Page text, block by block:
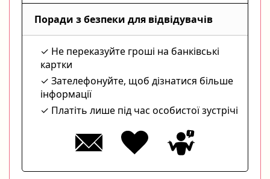
Поради з безпеки для відвідувачів
Не переказуйте гроші на банківські
картки
Зателефонуйте, щоб дізнатися більше
інформації
Платіть лише під час особистої зустрічі